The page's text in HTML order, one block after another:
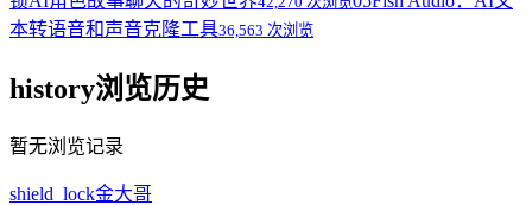
本转语音和声音克隆工具36,563 次浏览
history浏览历史
暂无浏览记录
shield_lock金大哥